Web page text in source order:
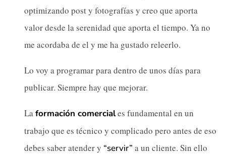
optimizando post y fotografías y creo que aporta
valor desde la serenidad que aporta el tiempo. Ya no
me acordaba de el y me ha gustado releerlo.
Lo voy a programar para dentro de unos días para
publicar. Siempre hay que mejorar.
Laformación comerciales fundamental en un
trabajo que es técnico y complicado pero antes de eso
debes saber atender y “servir” a un cliente. Sin ello